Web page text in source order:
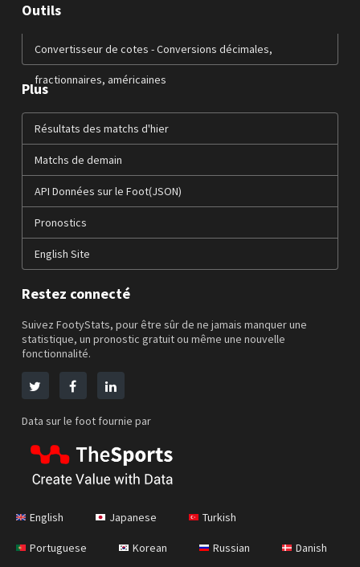
Outils
Convertisseur de cotes - Conversions décimales,
fractionnaires, américaines
Plus
Résultats des matchs d'hier
Matchs de demain
API Données sur le Foot(JSON)
Pronostics
English Site
Restez connecté
Suivez FootyStats, pour être sûr de ne jamais manquer une
statistique, un pronostic gratuit ou même une nouvelle
fonctionnalité.
Data sur le foot fournie par
English Japanese Turkish
Portuguese Korean Russian Danish